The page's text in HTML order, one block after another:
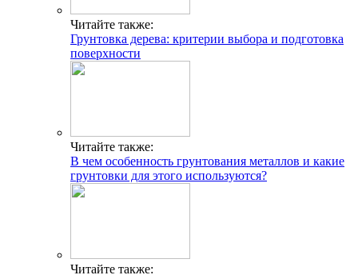
Читайте также:
Грунтовка дерева: критерии выбора и подготовка
поверхности
Читайте также:
В чем особенность грунтования металлов и какие
грунтовки для этого используются?
Читайте также: